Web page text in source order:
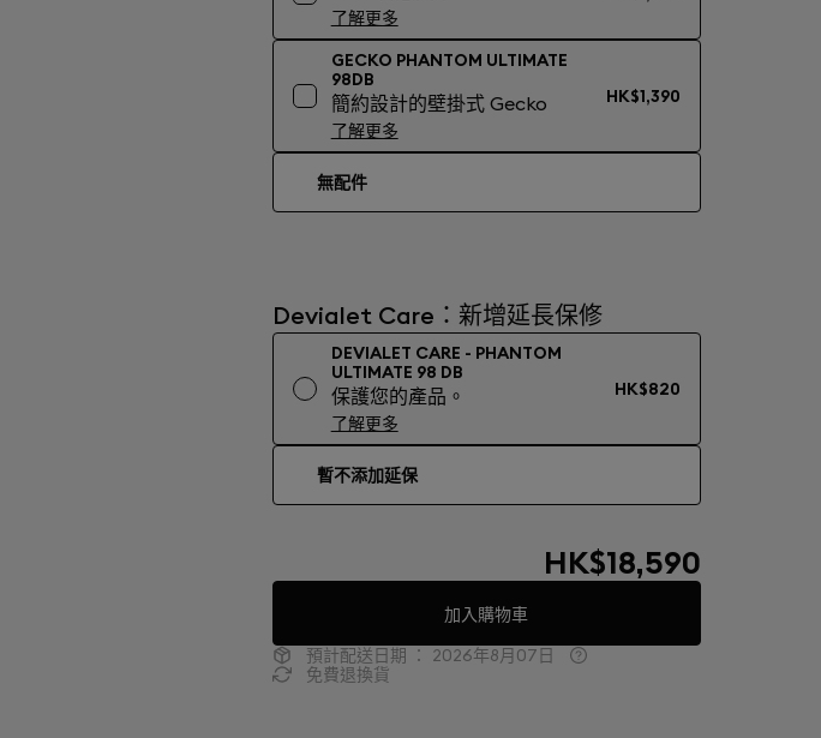
了解更多
GECKO PHANTOM ULTIMATE
98DB
簡約設計的壁掛式 Gecko
了解更多
HK$1,390
無配件
Devialet Care：新增延長保修
DEVIALET CARE - PHANTOM
ULTIMATE 98 DB
保護您的產品。
了解更多
HK$820
暫不添加延保
HK$18,590
加入購物車
預計配送日期 ：
2026年8月07日
免費退換貨